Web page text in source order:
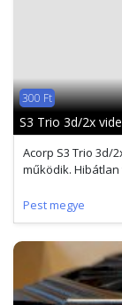
300 Ft
S3 Trio 3d/2x
Acorp S3 Trio 3d/
működik.
Pest megye